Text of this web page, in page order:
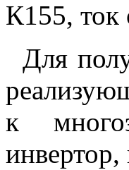
К155, ток
Для
к